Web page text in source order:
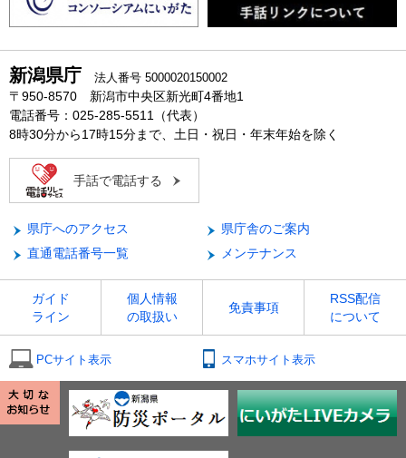
新潟県庁 法人番号 5000020150002
〒950-8570 新潟市中央区新光町4番地1
電話番号：025-285-5511（代表）
8時30分から17時15分まで、土日・祝日・年末年始を除く
手話で電話する
県庁へのアクセス
県庁舎のご案内
直通電話番号一覧
メンテナンス
ガイド
ライン
個人情報
の取扱い
免責事項
RSS配信
について
PCサイト表示 スマホサイト表示